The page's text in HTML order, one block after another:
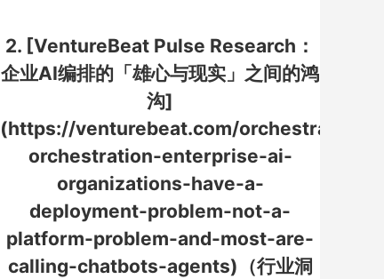
2. [VentureBeat Pulse Research：
企业AI编排的「雄心与现实」之间的鸿
沟]
(https://venturebeat.com/orchestration/
orchestration-enterprise-ai-
organizations-have-a-
deployment-problem-not-a-
platform-problem-and-most-are-
calling-chatbots-agents)（行业洞